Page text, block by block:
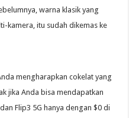
warna klasik yang
kamera, itu sudah dikemas ke
mengharapkan cokelat yang
jika Anda bisa mendapatkan
Flip3 5G hanya dengan $0 di